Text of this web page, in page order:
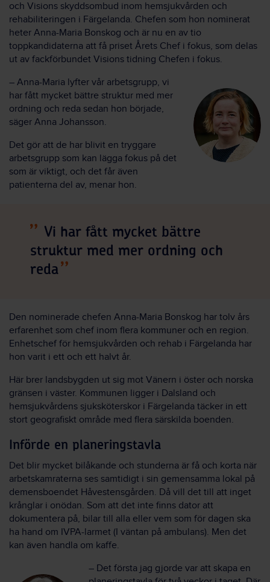
och Visions skyddsombud inom hemsjukvården och
rehabiliteringen i Färgelanda. Chefen som hon nominerat
heter Anna-Maria Bonskog och är nu en av tio
toppkandidaterna att få priset Årets Chef i fokus, som delas
ut av fackförbundet Visions tidning Chefen i fokus.
– Anna-Maria lyfter vår arbetsgrupp, vi
har fått mycket bättre struktur med mer
ordning och reda sedan hon började,
säger Anna Johansson.
Det gör att de har blivit en tryggare
arbetsgrupp som kan lägga fokus på det
som är viktigt, och det får även
patienterna del av, menar hon.
Vi har fått mycket bättre
struktur med mer ordning och
reda
Den nominerade chefen Anna-Maria Bonskog har tolv års
erfarenhet som chef inom flera kommuner och en region.
Enhetschef för hemsjukvården och rehab i Färgelanda har
hon varit i ett och ett halvt år.
Här brer landsbygden ut sig mot Vänern i öster och norska
gränsen i väster. Kommunen ligger i Dalsland och
hemsjukvårdens sjuksköterskor i Färgelanda täcker in ett
stort geografiskt område med flera särskilda boenden.
Införde en planeringstavla
Det blir mycket bilåkande och stunderna är få och korta när
arbetskamraterna ses samtidigt i sin gemensamma lokal på
demensboendet Håvestensgården. Då vill det till att inget
krånglar i onödan. Som att det inte finns dator att
dokumentera på, bilar till alla eller vem som för dagen ska
ha hand om IVPA-larmet (I väntan på ambulans). Men det
kan även handla om kaffe.
– Det första jag gjorde var att skapa en